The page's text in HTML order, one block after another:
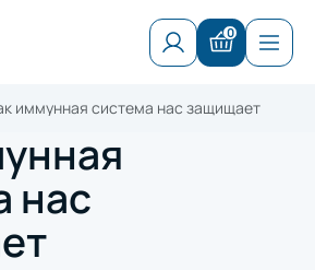
0
Добавлен в корзину
иммунная система нас защищает
нас